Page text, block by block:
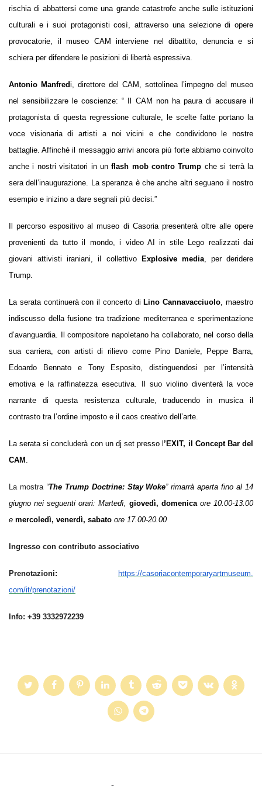
rischia di abbattersi come una grande catastrofe anche sulle istituzioni
culturali e i suoi protagonisti così, attraverso una selezione di opere
provocatorie, il museo CAM interviene nel dibattito, denuncia e si
schiera per difendere le posizioni di libertà espressiva.
Antonio Manfredi, direttore del CAM, sottolinea l’impegno del museo
nel sensibilizzare le coscienze: “ Il CAM non ha paura di accusare il
protagonista di questa regressione culturale, le scelte fatte portano la
voce visionaria di artisti a noi vicini e che condividono le nostre
battaglie. Affinchè il messaggio arrivi ancora più forte abbiamo coinvolto
anche i nostri visitatori in unflash mob contro Trump che si terrà la
sera dell’inaugurazione. La speranza è che anche altri seguano il nostro
esempio e inizino a dare segnali più decisi.”
Il percorso espositivo al museo di Casoria presenterà oltre alle opere
provenienti da tutto il mondo, i video AI in stile Lego realizzati dai
giovani attivisti iraniani, il collettivo Explosive media, per deridere
Trump.
La serata continuerà con il concerto diLino Cannavacciuolo , maestro
indiscusso della fusione tra tradizione mediterranea e sperimentazione
d’avanguardia. Il compositore napoletano ha collaborato, nel corso della
sua carriera, con artisti di rilievo come Pino Daniele, Peppe Barra,
Edoardo Bennato e Tony Esposito, distinguendosi per l’intensità
emotiva e la raffinatezza esecutiva. Il suo violino diventerà la voce
narrante di questa resistenza culturale, traducendo in musica il
contrasto tra l’ordine imposto e il caos creativo dell’arte.
La serata si concluderà con un dj set presso l’EXIT, il Concept Bar del
CAM
La mostra “The Trump Doctrine: Stay Woke” rimarrà aperta fino al 14
giugno nei seguenti orari: Martedì, giovedì, domenica ore 10.00-13.00
e mercoledì, venerdì, sabato ore 17.00-20.00
Ingresso con contributo associativo
Prenotazioni: https://casoriacontemporaryartmuseum.
com/it/prenotazioni/
Info: +39 3332972239